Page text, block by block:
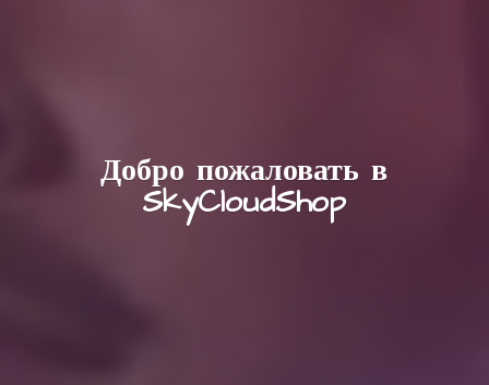
Добро пожаловать в
SkyCloudShop